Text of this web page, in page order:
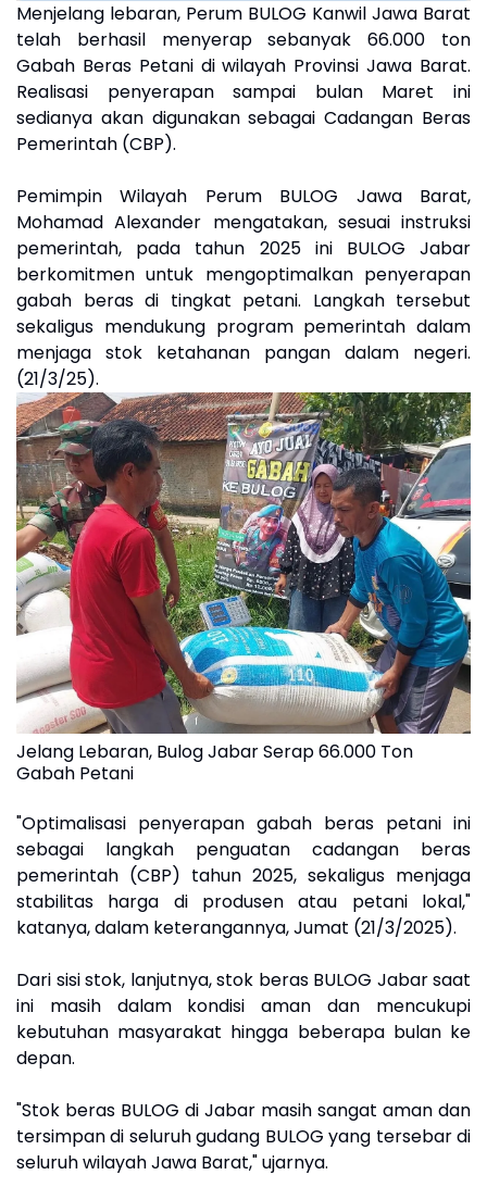
Menjelang lebaran, Perum BULOG Kanwil Jawa Barat
telah berhasil menyerap sebanyak 66.000 ton
Gabah Beras Petani di wilayah Provinsi Jawa Barat.
Realisasi penyerapan sampai bulan Maret ini
sedianya akan digunakan sebagai Cadangan Beras
Pemerintah (CBP).
Pemimpin Wilayah Perum BULOG Jawa Barat,
Mohamad Alexander mengatakan, sesuai instruksi
pemerintah, pada tahun 2025 ini BULOG Jabar
berkomitmen untuk mengoptimalkan penyerapan
gabah beras di tingkat petani. Langkah tersebut
sekaligus mendukung program pemerintah dalam
menjaga stok ketahanan pangan dalam negeri.
(21/3/25).
Jelang Lebaran, Bulog Jabar Serap 66.000 Ton
Gabah Petani
"Optimalisasi penyerapan gabah beras petani ini
sebagai langkah penguatan cadangan beras
pemerintah (CBP) tahun 2025, sekaligus menjaga
stabilitas harga di produsen atau petani lokal,"
katanya, dalam keterangannya, Jumat (21/3/2025).
Dari sisi stok, lanjutnya, stok beras BULOG Jabar saat
ini masih dalam kondisi aman dan mencukupi
kebutuhan masyarakat hingga beberapa bulan ke
depan.
"Stok beras BULOG di Jabar masih sangat aman dan
tersimpan di seluruh gudang BULOG yang tersebar di
seluruh wilayah Jawa Barat," ujarnya.